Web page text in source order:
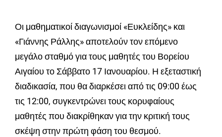
Οι μαθηματικοί διαγωνισμοί «Ευκλείδης» και
«Γιάννης Ράλλης» αποτελούν τον επόμενο
μεγάλο σταθμό για τους μαθητές του Βορείου
Αιγαίου το Σάββατο 17 Ιανουαρίου. Η εξεταστική
διαδικασία, που θα διαρκέσει από τις 09:00 έως
τις 12:00, συγκεντρώνει τους κορυφαίους
μαθητές που διακρίθηκαν για την κριτική τους
σκέψη στην πρώτη φάση του θεσμού.